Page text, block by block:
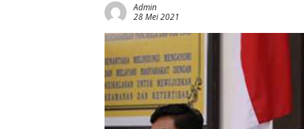
Admin
28 Mei 2021